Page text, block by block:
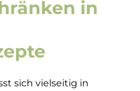
in
sich vielseitig in